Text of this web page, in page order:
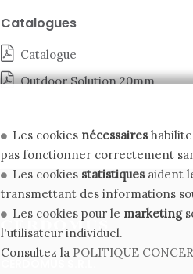
Catalogues
Catalogue
Outdoor Solution 20mm
CERDOMUS S.R.L.
Les cookies nécessaires
pas fonctionner correctement
Les cookies statistiquesaident
transmettant des informations
Les cookies pour le marketing
l'utilisateur individuel.
Consultez la POLITIQUE